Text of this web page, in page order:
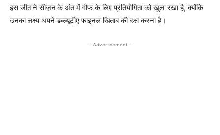
इस जीत ने सीज़न के अंत में गौफ के लिए प्रतियोगिता को खुला रखा है, क्योंकि
उनका लक्ष्य अपने डब्ल्यूटीए फाइनल खिताब की रक्षा करना है।
- Advertisement -